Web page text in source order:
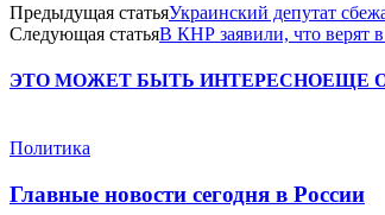
Предыдущая статьяУкраинский депутат
Следующая статьяВ КНР заявили, что верят
ЭТО МОЖЕТ БЫТЬ ИНТЕРЕСНОЕЩЕ
Политика
Главные новости сегодня в России